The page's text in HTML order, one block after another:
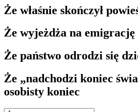
Że właśnie skończył
Że wyjeżdża na emigrację
Że państwo odrodzi się
Że „nadchodzi koniec
osobisty koniec